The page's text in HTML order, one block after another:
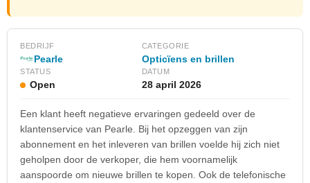
BEDRIJF
Pearle
CATEGORIE
Opticïens en brillen
STATUS
Open
DATUM
28 april 2026
Een klant heeft negatieve ervaringen gedeeld over de
klantenservice van Pearle. Bij het opzeggen van zijn
abonnement en het inleveren van brillen voelde hij zich niet
geholpen door de verkoper, die hem voornamelijk
aanspoorde om nieuwe brillen te kopen. Ook de telefonische